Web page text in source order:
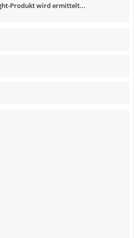
Produkt wird ermittelt...